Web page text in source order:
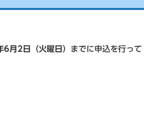
6月2日（火曜日） までに申込を行って